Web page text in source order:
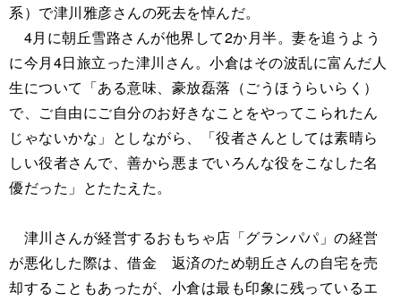
系）で津川雅彦さんの死去を悼んだ。
4月に朝丘雪路さんが他界して2か月半。妻を追うよう
に今月4日旅立った津川さん。小倉はその波乱に富んだ人
生について「ある意味、豪放磊落（ごうほうらいらく）
で、ご自由にご自分のお好きなことをやってこられたん
じゃないかな」としながら、「役者さんとしては素晴ら
しい役者さんで、善から悪までいろんな役をこなした名
優だった」とたたえた。
津川さんが経営するおもちゃ店「グランパパ」の経営
が悪化した際は、借金 返済のため朝丘さんの自宅を売
却することもあったが、小倉は最も印象に残っているエ